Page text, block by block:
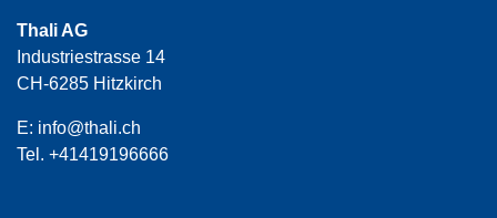
Thali AG
Industriestrasse 14
CH-6285 Hitzkirch
E: info@thali.ch
Tel. +41419196666